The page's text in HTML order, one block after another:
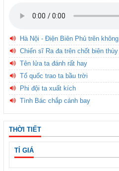
Hà Nội - Điện Biên Phủ trên không
Chiến sĩ Ra đa trên chốt biên thùy
Tên lửa ta đánh rất hay
Tổ quốc trao ta bầu trời
Phi đội ta xuất kích
Tình Bác chắp cánh bay
THỜI TIẾT
TỈ GIÁ